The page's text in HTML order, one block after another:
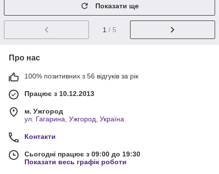
Показати ще
1 / 5
Про нас
100% позитивних з 56 відгуків за рік
Працює з 10.12.2013
м. Ужгород
ул. Гагарина, Ужгород, Україна
Контакти
Сьогодні працює з 09:00 до 19:30
Показати весь графік роботи